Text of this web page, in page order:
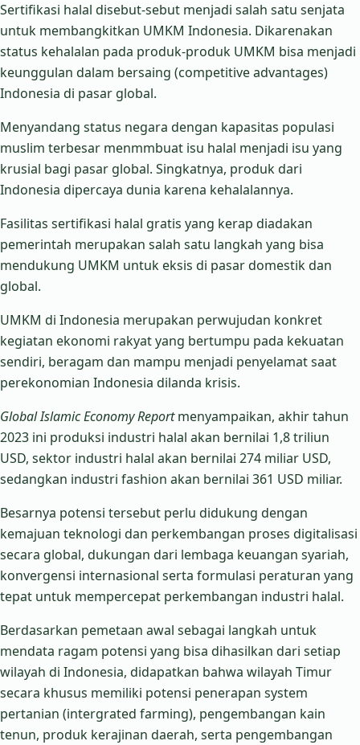
Sertifikasi halal disebut-sebut menjadi salah satu senjata
untuk membangkitkan UMKM Indonesia. Dikarenakan
status kehalalan pada produk-produk UMKM bisa menjadi
keunggulan dalam bersaing (competitive advantages)
Indonesia di pasar global.
Menyandang status negara dengan kapasitas populasi
muslim terbesar menmmbuat isu halal menjadi isu yang
krusial bagi pasar global. Singkatnya, produk dari
Indonesia dipercaya dunia karena kehalalannya.
Fasilitas sertifikasi halal gratis yang kerap diadakan
pemerintah merupakan salah satu langkah yang bisa
mendukung UMKM untuk eksis di pasar domestik dan
global.
UMKM di Indonesia merupakan perwujudan konkret
kegiatan ekonomi rakyat yang bertumpu pada kekuatan
sendiri, beragam dan mampu menjadi penyelamat saat
perekonomian Indonesia dilanda krisis.
Global Islamic Economy Reportmenyampaikan, akhir tahun
2023 ini produksi industri halal akan bernilai 1,8 triliun
USD, sektor industri halal akan bernilai 274 miliar USD,
sedangkan industri fashion akan bernilai 361 USD miliar.
Besarnya potensi tersebut perlu didukung dengan
kemajuan teknologi dan perkembangan proses digitalisasi
secara global, dukungan dari lembaga keuangan syariah,
konvergensi internasional serta formulasi peraturan yang
tepat untuk mempercepat perkembangan industri halal.
Berdasarkan pemetaan awal sebagai langkah untuk
mendata ragam potensi yang bisa dihasilkan dari setiap
wilayah di Indonesia, didapatkan bahwa wilayah Timur
secara khusus memiliki potensi penerapan system
pertanian (intergrated farming), pengembangan kain
tenun, produk kerajinan daerah, serta pengembangan